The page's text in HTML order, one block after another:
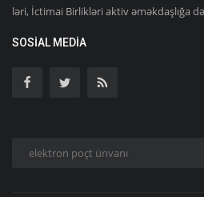
ləri, İctimai Birlikləri aktiv əməkdaşlığa
SOSIAL MEDIA